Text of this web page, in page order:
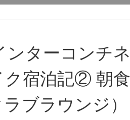
ンターコンチネ
ク宿泊記② 朝食
ブラウンジ）